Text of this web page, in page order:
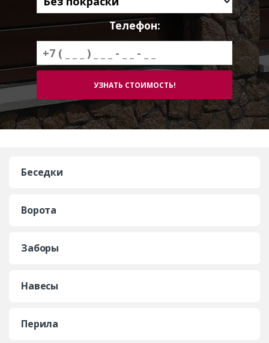
Телефон:
Беседки
Ворота
Заборы
Навесы
Перила